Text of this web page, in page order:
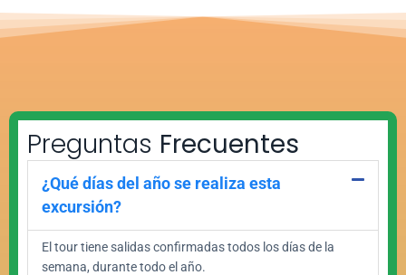
Preguntas Frecuentes
¿Qué días del año se realiza esta
excursión?
El tour tiene salidas confirmadas todos los días de la
semana, durante todo el año.